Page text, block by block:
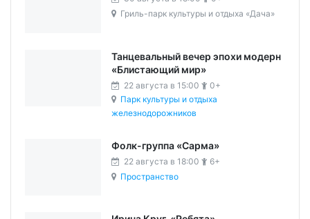
Гриль-парк культуры и отдыха «Дача»
Танцевальный вечер эпохи модерн
«Блистающий мир»
22 августа в 15:00
0+
Парк культуры и отдыха
железнодорожников
Фолк-группа «Сарма»
22 августа в 18:00
6+
Пространство